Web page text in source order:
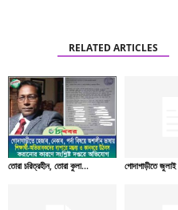
RELATED ARTICLES
তোরা চরিত্রহীন, তোরা কুলা... গোদাগাড়ীতে